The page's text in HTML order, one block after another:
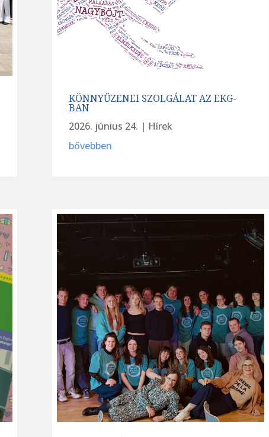
KÖNNYŰZENEI SZOLGÁLAT AZ EKG-
BAN
2026. június 24. | Hírek
bővebben